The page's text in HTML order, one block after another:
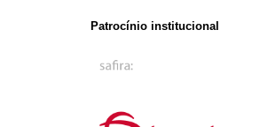
Patrocínio institucional